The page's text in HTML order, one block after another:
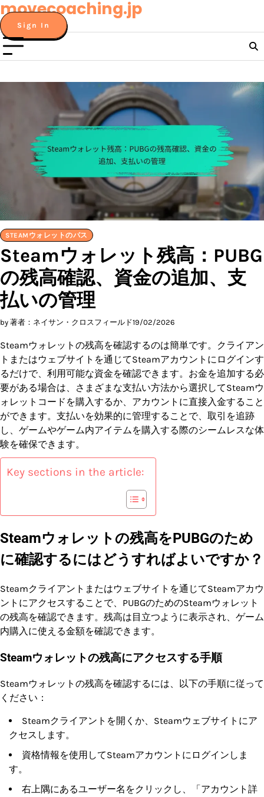
Skip
to
content
movecoaching.jp
Sign In
STEAMウォレットのパス
Steamウォレット残高：PUBG
の残高確認、資金の追加、支
払いの管理
by 著者：ネイサン・クロスフィールド19/02/2026
Steamウォレットの残高を確認するのは簡単です。クライアン
トまたはウェブサイトを通じてSteamアカウントにログインす
るだけで、利用可能な資金を確認できます。お金を追加する必
要がある場合は、さまざまな支払い方法から選択してSteamウ
ォレットコードを購入するか、アカウントに直接入金すること
ができます。支払いを効果的に管理することで、取引を追跡
し、ゲームやゲーム内アイテムを購入する際のシームレスな体
験を確保できます。
Key sections in the article:
Steamウォレットの残高をPUBGのため
に確認するにはどうすればよいですか？
Steamクライアントまたはウェブサイトを通じてSteamアカウ
ントにアクセスすることで、PUBGのためのSteamウォレット
の残高を確認できます。残高は目立つように表示され、ゲーム
内購入に使える金額を確認できます。
Steamウォレットの残高にアクセスする手順
Steamウォレットの残高を確認するには、以下の手順に従って
ください：
Steamクライアントを開くか、Steamウェブサイトにア
クセスします。
資格情報を使用してSteamアカウントにログインしま
す。
右上隅にあるユーザー名をクリックし、「アカウント詳